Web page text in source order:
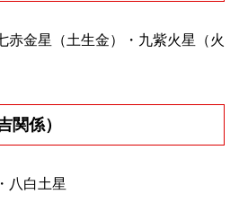
赤金星（土生金）・九紫火星（火
関係）
八白土星